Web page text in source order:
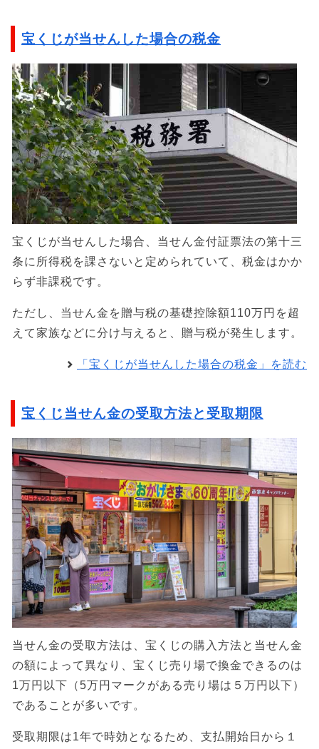
宝くじが当せんした場合の税金
宝くじが当せんした場合、当せん金付証票法の第十三
条に所得税を課さないと定められていて、税金はかか
らず非課税です。
ただし、当せん金を贈与税の基礎控除額110万円を超
えて家族などに分け与えると、贈与税が発生します。
「宝くじが当せんした場合の税金」を読む
宝くじ当せん金の受取方法と受取期限
当せん金の受取方法は、宝くじの購入方法と当せん金
の額によって異なり、宝くじ売り場で換金できるのは
1万円以下（5万円マークがある売り場は５万円以下）
であることが多いです。
受取期限は1年で時効となるため、支払開始日から１